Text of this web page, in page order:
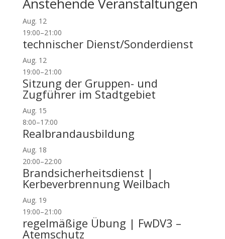
Aug. 12
19:00–21:00
technischer Dienst/Sonderdienst
Aug. 12
19:00–21:00
Sitzung der Gruppen- und
Zugführer im Stadtgebiet
Aug. 15
8:00–17:00
Realbrandausbildung
Aug. 18
20:00–22:00
Brandsicherheitsdienst |
Kerbeverbrennung Weilbach
Aug. 19
19:00–21:00
regelmäßige Übung | FwDV3 –
Atemschutz